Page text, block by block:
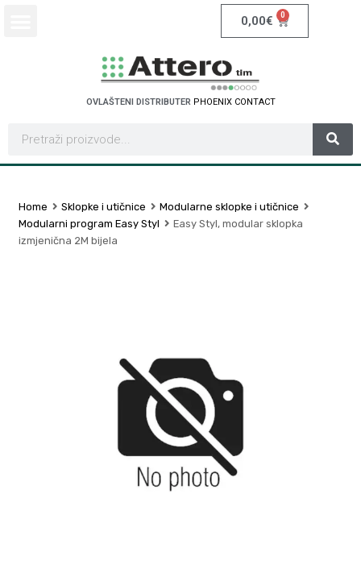
0,00€ 0
OVLAŠTENI DISTRIBUTER PHOENIX CONTACT
Home Sklopke i utičnice
Modularne sklopke i utičnice
Modularni program Easy Styl
Easy Styl, modular sklopka
izmjenična 2M bijela